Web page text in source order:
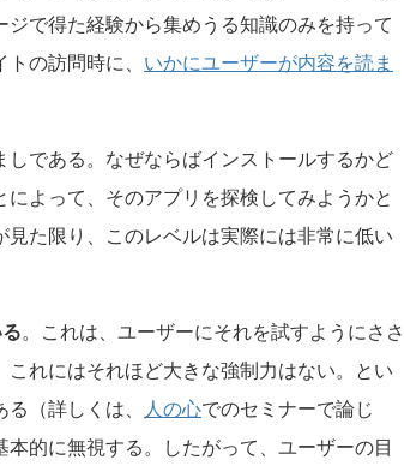
で得た経験から集めうる知識のみを持って
の訪問時に、 いかにユーザーが内容を読ま
である。なぜならばインストールするかど
よって、そのアプリを探検してみようかと
見た限り、このレベルは実際には非常に低い
。これは、ユーザーにそれを試すようにささ
れにはそれほど大きな強制力はない。とい
（詳しくは、
人の心でのセミナーで論じ
的に無視する。したがって、ユーザーの目